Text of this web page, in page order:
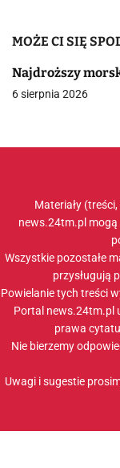
MOŻE CI SIĘ
Najdroższy
6 sierpnia 2026
Materiały
news.24tm.pl
Wszystkie pozostałe
przysługują
Powielanie tych treści
Portal news.24tm.pl
prawa
Nie bierzemy
Uwagi i sugestie